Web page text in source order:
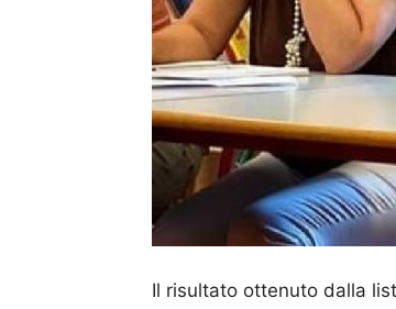
Il risultato ottenuto dalla